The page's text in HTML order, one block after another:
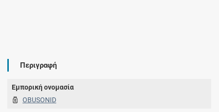
Περιγραφή
Εμπορική ονομασία
OBUSONID